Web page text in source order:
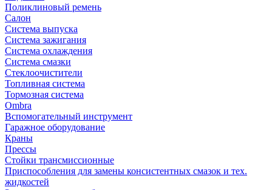
Поликлиновый ремень
Салон
Система выпуска
Система зажигания
Система охлаждения
Система смазки
Стеклоочистители
Топливная система
Тормозная система
Ombra
Вспомогательный инструмент
Гаражное оборудование
Краны
Прессы
Стойки трансмиссионные
Приспособления для замены консистентных смазок и тех.
жидкостей